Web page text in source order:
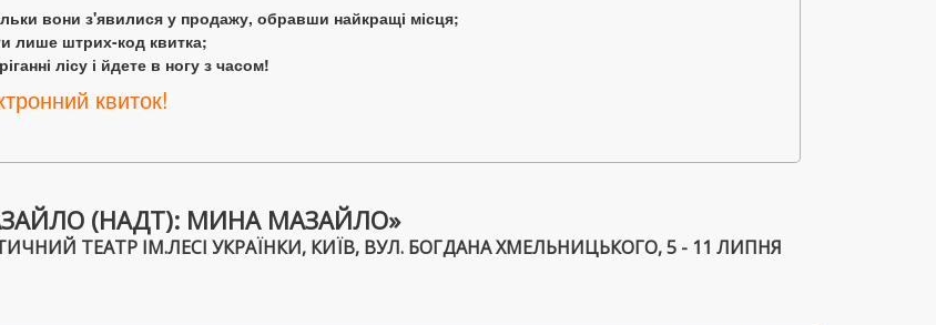
вони з'явилися у продажу, обравши найкращі місця;
лише штрих-код квитка;
лісу і йдете в ногу з часом!
квиток!
(НАДТ): МИНА МАЗАЙЛО»
ТЕАТР ІМ.ЛЕСІ УКРАЇНКИ, КИЇВ, ВУЛ. БОГДАНА ХМЕЛЬНИЦЬКОГО, 5 - 11 ЛИПНЯ